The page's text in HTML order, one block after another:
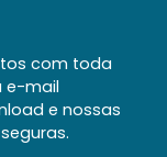
com toda
e-mail
e nossas